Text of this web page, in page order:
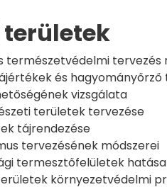
természetvédelmi tervezés
és hagyományőrző
vizsgálata
területek tervezése
tájrendezése
tervezésének módszerei
termesztőfelületek
környezetvédelmi